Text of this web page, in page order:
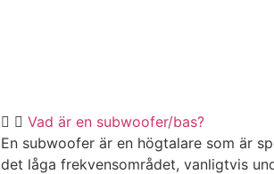
Vad är en subwoofer/bas?
En subwoofer är en högtalare som är
det låga frekvensområdet, vanligtvis